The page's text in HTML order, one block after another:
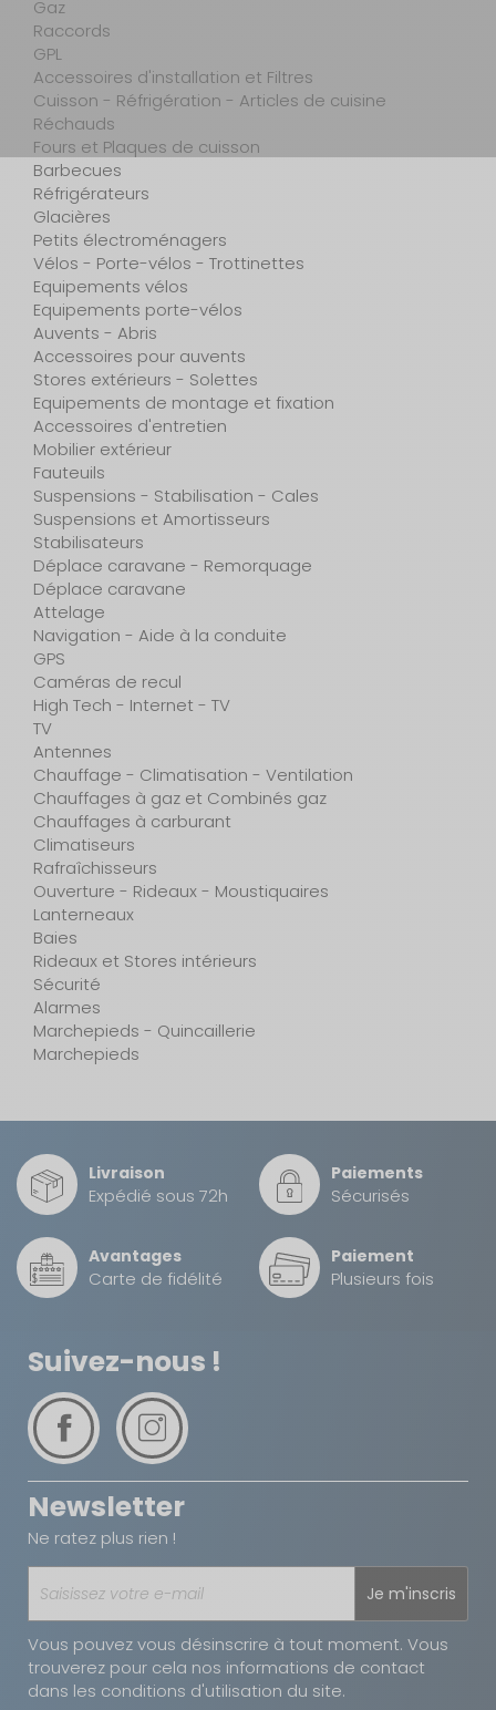
Gaz
Raccords
GPL
Accessoires d'installation et Filtres
Cuisson - Réfrigération - Articles de cuisine
Réchauds
Fours et Plaques de cuisson
Barbecues
Réfrigérateurs
Glacières
Petits électroménagers
Vélos - Porte-vélos - Trottinettes
Equipements vélos
Equipements porte-vélos
Auvents - Abris
Accessoires pour auvents
Stores extérieurs - Solettes
Equipements de montage et fixation
Accessoires d'entretien
Mobilier extérieur
Fauteuils
Suspensions - Stabilisation - Cales
Suspensions et Amortisseurs
Stabilisateurs
Déplace caravane - Remorquage
Déplace caravane
Attelage
Navigation - Aide à la conduite
GPS
Caméras de recul
High Tech - Internet - TV
TV
Antennes
Chauffage - Climatisation - Ventilation
Chauffages à gaz et Combinés gaz
Chauffages à carburant
Climatiseurs
Rafraîchisseurs
Ouverture - Rideaux - Moustiquaires
Lanterneaux
Baies
Rideaux et Stores intérieurs
Sécurité
Alarmes
Marchepieds - Quincaillerie
Marchepieds
Livraison
Expédié sous 72h
Paiements
Sécurisés
Avantages
Carte de fidélité
Paiement
Plusieurs fois
Suivez-nous !
Newsletter
Ne ratez plus rien !
Je m'inscris
Vous pouvez vous désinscrire à tout moment. Vous
trouverez pour cela nos informations de contact
dans les conditions d'utilisation du site.